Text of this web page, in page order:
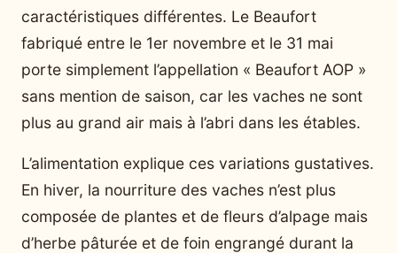
caractéristiques différentes. Le Beaufort
fabriqué entre le 1er novembre et le 31 mai
porte simplement l’appellation « Beaufort AOP »
sans mention de saison, car les vaches ne sont
plus au grand air mais à l’abri dans les étables.
L’alimentation explique ces variations gustatives.
En hiver, la nourriture des vaches n’est plus
composée de plantes et de fleurs d’alpage mais
d’herbe pâturée et de foin engrangé durant la